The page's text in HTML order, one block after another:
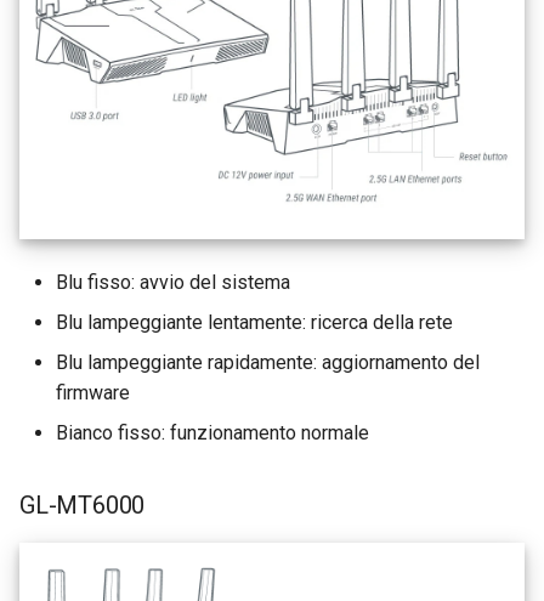
Blu fisso: avvio del sistema
Blu lampeggiante lentamente: ricerca della rete
Blu lampeggiante rapidamente: aggiornamento del
firmware
Bianco fisso: funzionamento normale
GL-MT6000